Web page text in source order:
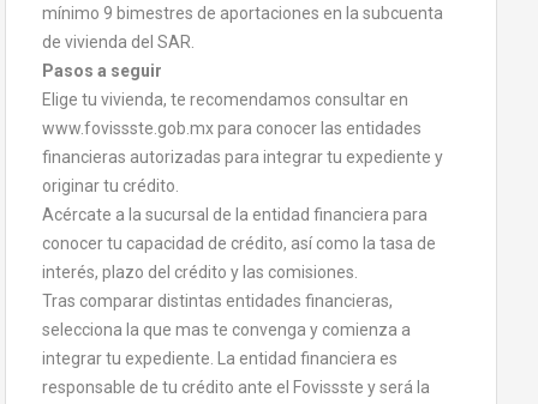
mínimo 9 bimestres de aportaciones en la subcuenta
de vivienda del SAR.
Pasos a seguir
Elige tu vivienda, te recomendamos consultar en
www.fovissste.gob.mx para conocer las entidades
financieras autorizadas para integrar tu expediente y
originar tu crédito.
Acércate a la sucursal de la entidad financiera para
conocer tu capacidad de crédito, así como la tasa de
interés, plazo del crédito y las comisiones.
Tras comparar distintas entidades financieras,
selecciona la que mas te convenga y comienza a
integrar tu expediente. La entidad financiera es
responsable de tu crédito ante el Fovissste y será la